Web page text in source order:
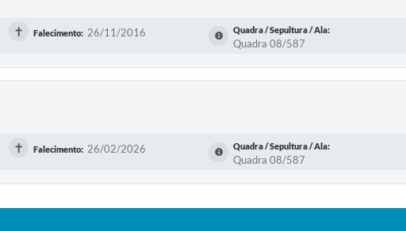
✝ Falecimento: 26/11/2016 Quadra / Sepultura / Ala:
Quadra 08/587
✝ Falecimento: 26/02/2026 Quadra / Sepultura / Ala:
Quadra 08/587